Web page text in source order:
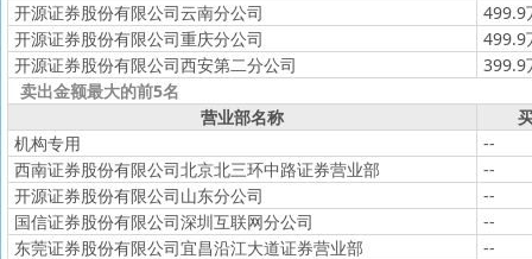
开源证券股份有限公司云南分公司
499.9
开源证券股份有限公司重庆分公司
499.9
开源证券股份有限公司西安第二分公司
399.9
卖出金额最大的前5名
营业部名称
机构专用
--
西南证券股份有限公司北京北三环中路证券营业部
--
开源证券股份有限公司山东分公司
--
国信证券股份有限公司深圳互联网分公司
--
东莞证券股份有限公司宜昌沿江大道证券营业部
--